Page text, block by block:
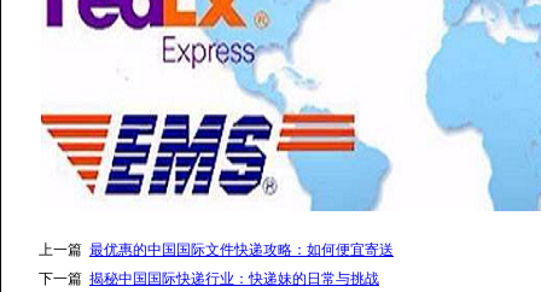
上一篇 最优惠的中国国际文件快递攻略：如何便宜寄送
下一篇 揭秘中国国际快递行业：快递妹的日常与挑战